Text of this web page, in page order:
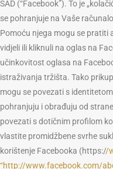
SAD (“Facebook”). To je
se pohranjuje na Vaše
Pomoću njega mogu se pratiti
vidjeli ili kliknuli na oglas na
učinkovitost oglasa na
istraživanja tržišta. Tako
mogu se povezati s
pohranjuju i obrađuju od
povezati s dotičnim profilom
vlastite promidžbene svrhe
korištenje Facebooka (https://
“http://www.facebook.com/